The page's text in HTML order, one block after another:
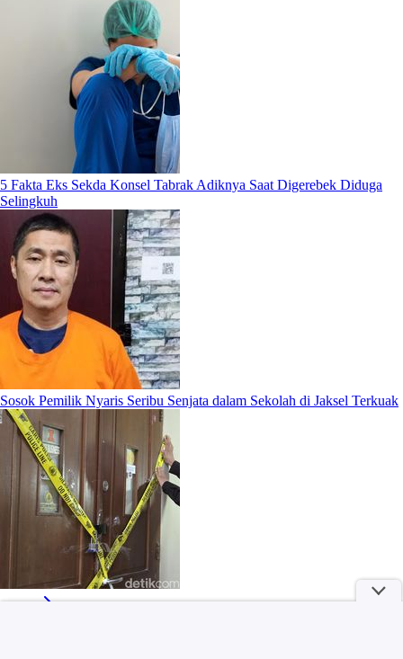
5 Fakta Eks Sekda Konsel Tabrak Adiknya Saat Digerebek Diduga
Selingkuh
Sosok Pemilik Nyaris Seribu Senjata dalam Sekolah di Jaksel Terkuak